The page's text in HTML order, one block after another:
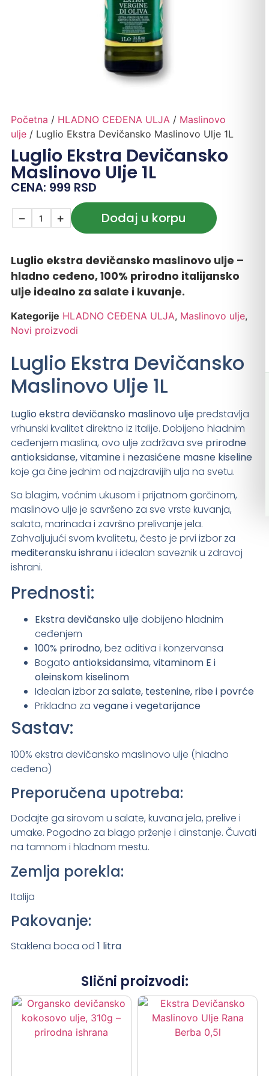
Početna / HLADNO CEĐENA ULJA / Maslinovo
ulje/ Luglio Ekstra Devičansko Maslinovo Ulje 1L
Luglio Ekstra Devičansko
Maslinovo Ulje 1L
CENA: 999 RSD
− + Dodaj u korpu
Luglio ekstra devičansko maslinovo ulje –
hladno ceđeno, 100% prirodno italijansko
ulje idealno za salate i kuvanje.
Kategorije HLADNO CEĐENA ULJA, Maslinovo ulje,
Novi proizvodi
Luglio Ekstra Devičansko
Maslinovo Ulje 1L
Luglio ekstra devičansko maslinovo uljepredstavlja
vrhunski kvalitet direktno iz Italije. Dobijeno hladnim
ceđenjem maslina, ovo ulje zadržava sve prirodne
antioksidanse, vitamine i nezasićene masne kiseline
koje ga čine jednim od najzdravijih ulja na svetu.
Sa blagim, voćnim ukusom i prijatnom gorčinom,
maslinovo ulje je savršeno za sve vrste kuvanja,
salata, marinada i završno prelivanje jela.
Zahvaljujući svom kvalitetu, često je prvi izbor za
mediteransku ishranui idealan saveznik u zdravoj
ishrani.
Prednosti:
Ekstra devičansko uljedobijeno hladnim
ceđenjem
100% prirodno, bez aditiva i konzervansa
Bogato antioksidansima, vitaminom E i
oleinskom kiselinom
Idealan izbor za salate, testenine, ribe i povrće
Prikladno za vegane i vegetarijance
Sastav:
100% ekstra devičansko maslinovo ulje (hladno
ceđeno)
Preporučena upotreba:
Dodajte ga sirovom u salate, kuvana jela, prelive i
umake. Pogodno za blago prženje i dinstanje. Čuvati
na tamnom i hladnom mestu.
Zemlja porekla:
Italija
Pakovanje:
Staklena boca od 1 litra
Slični proizvodi: